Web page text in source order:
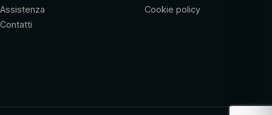
Assistenza
Contatti
Cookie policy